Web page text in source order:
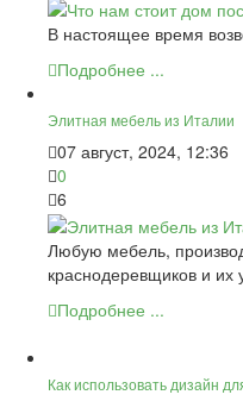
В настоящее время
Подробнее ...
Элитная мебель из Италии
07 август, 2024, 12:36
0
6
Любую мебель,
краснодеревщиков и их
Подробнее ...
Как использовать дизайн